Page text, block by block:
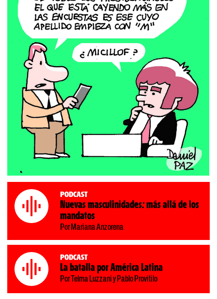
Podcast
Nuevas masculinidades: más allá de los
mandatos
Por Mariana Anzorena
Podcast
La batalla por América Latina
Por Telma Luzzani y Pablo Provitilo